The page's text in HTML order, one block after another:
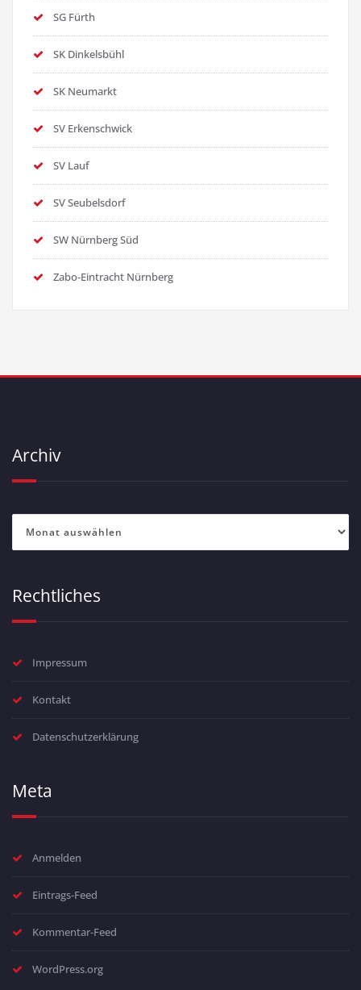
SG Fürth
SK Dinkelsbühl
SK Neumarkt
SV Erkenschwick
SV Lauf
SV Seubelsdorf
SW Nürnberg Süd
Zabo-Eintracht Nürnberg
Archiv
Rechtliches
Impressum
Kontakt
Datenschutzerklärung
Meta
Anmelden
Eintrags-Feed
Kommentar-Feed
WordPress.org